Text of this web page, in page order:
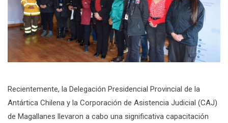
Recientemente, la Delegación Presidencial Provincial de la
Antártica Chilena y la Corporación de Asistencia Judicial (CAJ)
de Magallanes llevaron a cabo una significativa capacitación